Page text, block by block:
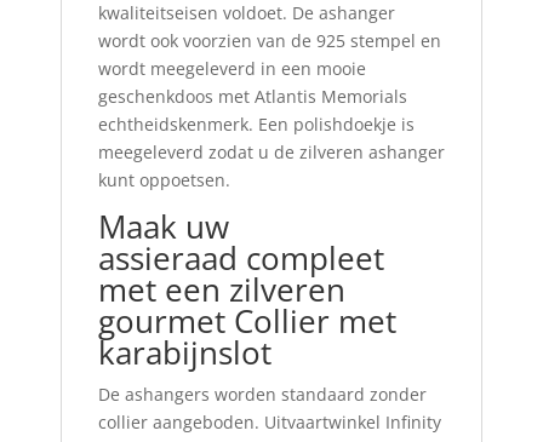
kwaliteitseisen voldoet. De ashanger
wordt ook voorzien van de 925 stempel en
wordt meegeleverd in een mooie
geschenkdoos met Atlantis Memorials
echtheidskenmerk. Een polishdoekje is
meegeleverd zodat u de zilveren ashanger
kunt oppoetsen.
Maak uw
assieraad compleet
met een zilveren
gourmet Collier met
karabijnslot
De ashangers worden standaard zonder
collier aangeboden. Uitvaartwinkel Infinity